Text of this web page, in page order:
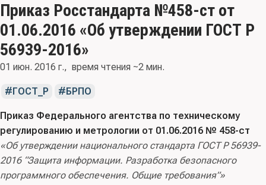
Приказ Росстандарта №458-ст от
01.06.2016 «Об утверждении ГОСТ Р
56939-2016»
01 июн. 2016 г. время чтения ~2 мин.
ГОСТ_Р БРПО
Приказ Федерального агентства по техническому
регулированию и метрологии от 01.06.2016 № 458-ст
«Об утверждении национального стандарта ГОСТ Р 56939-
2016 “Защита информации. Разработка безопасного
программного обеспечения. Общие требования”»